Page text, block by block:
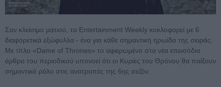
Σαν κλείσιμο ματιού, το Entertainment Weekly κυκλοφορεί με 6
διαφορετικά εξώφυλλα - ένα για κάθε σημαντική ηρωίδα της σειράς.
Με τίτλο «Dame of Thrones» το αφιερωμένο στα νέα επεισόδια
άρθρο του περιοδικού υπονοεί ότι οι Κυρίες του Θρόνου θα παίξουν
σημαντικό ρόλο στις ανατροπές της 6ης σεζόν.